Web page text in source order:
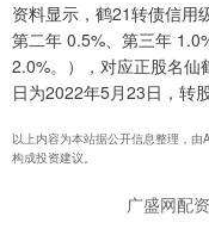
资料显示，鹤21转债信用
第二年 0.5%、第三年
2.0%。），对应正股名
日为2022年5月23日，转
以上内容为本站据公开信息整理，
构成投资建议。
广盛网配